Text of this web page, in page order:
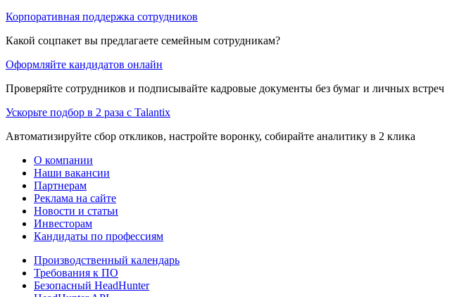
Корпоративная поддержка сотрудников
Какой соцпакет вы предлагаете семейным сотрудникам?
Оформляйте кандидатов онлайн
Проверяйте сотрудников и подписывайте кадровые документы без бумаг и личных встреч
Ускорьте подбор в 2 раза с Talantix
Автоматизируйте сбор откликов, настройте воронку, собирайте аналитику в 2 клика
О компании
Наши вакансии
Партнерам
Реклама на сайте
Новости и статьи
Инвесторам
Кандидаты по профессиям
Производственный календарь
Требования к ПО
Безопасный HeadHunter